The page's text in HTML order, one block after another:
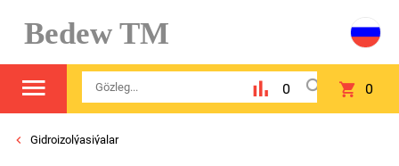
Bedew TM
0 0
Gidroizolýasiýalar